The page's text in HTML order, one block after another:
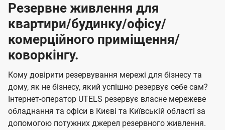
Резервне живлення для
квартири/будинку/офісу/
комерційного приміщення/
коворкінгу.
Кому довірити резервування мережі для бізнесу та
дому, як не бізнесу, який успішно резервує себе сам?
Інтернет-оператор UTELS резервує власне мережеве
обладнання та офіси в Києві та Київській області за
допомогою потужних джерел резервного живлення.